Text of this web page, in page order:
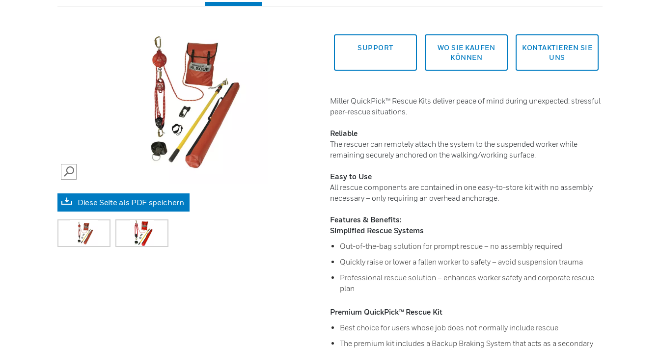
SEARCH
Diese Seite als PDF speichern
SUPPORT
WO SIE KAUFEN
KÖNNEN
KONTAKTIEREN SIE
UNS
Miller QuickPick™ Rescue Kits deliver peace of mind during unexpected: stressful
peer-rescue situations.
Reliable
The rescuer can remotely attach the system to the suspended worker while
remaining securely anchored on the walking/working surface.
Easy to Use
All rescue components are contained in one easy-to-store kit with no assembly
necessary – only requiring an overhead anchorage.
Features & Benefits:
Simplified Rescue Systems
Out-of-the-bag solution for prompt rescue – no assembly required
Quickly raise or lower a fallen worker to safety – avoid suspension trauma
Professional rescue solution – enhances worker safety and corporate rescue
plan
Premium QuickPick™ Rescue Kit
Best choice for users whose job does not normally include rescue
The premium kit includes a Backup Braking System that acts as a secondary